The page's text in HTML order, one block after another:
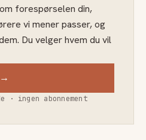
forespørselen din,
vi mener passer, og
Du velger hvem du vil
ingen abonnement